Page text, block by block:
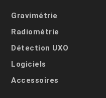
Gravimétrie
Radiométrie
Détection UXO
Logiciels
Accessoires